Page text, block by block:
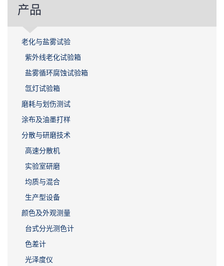
产品
老化与盐雾试验
紫外线老化试验箱
盐雾循环腐蚀试验箱
氙灯试验箱
磨耗与划伤测试
涂布及油墨打样
分散与研磨技术
高速分散机
实验室研磨
均质与混合
生产型设备
颜色及外观测量
台式分光测色计
色差计
光泽度仪